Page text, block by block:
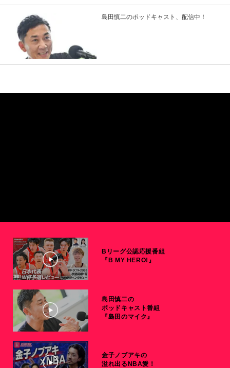
島田慎二のポッドキャスト、配信中！
Bリーグ公認応援番組
『B MY HERO!』
島田慎二の
ポッドキャスト番組
『島田のマイク』
金子ノブアキの
溢れ出るNBA愛！